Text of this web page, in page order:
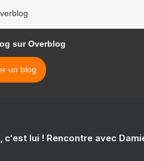
sur Overblog
un blog
lui ! Rencontre avec